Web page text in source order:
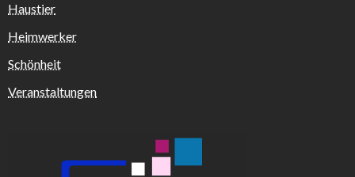
Haustier
Heimwerker
Schönheit
Veranstaltungen